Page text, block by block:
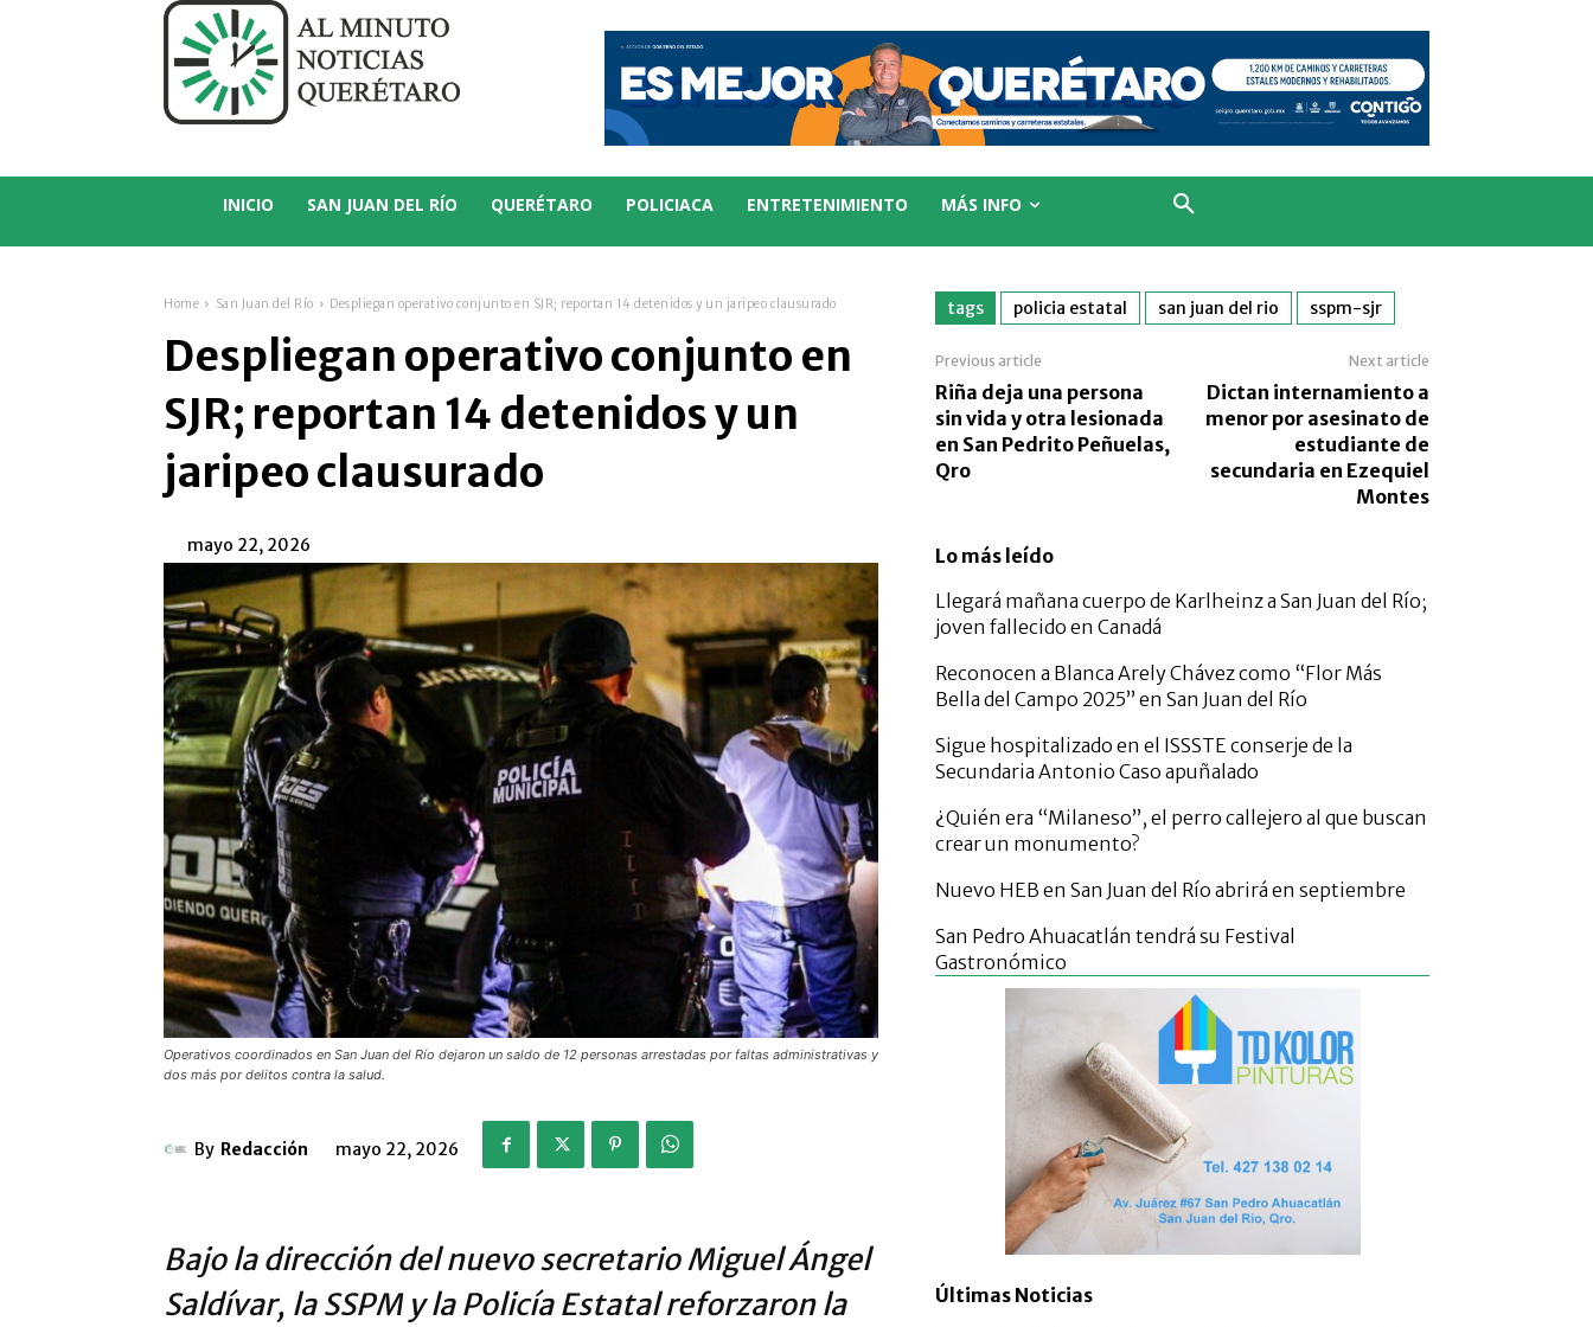
INICIO SAN JUAN DEL RÍO QUERÉTARO POLICIACA ENTRETENIMIENTO MÁS INFO
Home San Juan del Río Despliegan operativo conjunto en SJR; reportan 14 detenidos y un jaripeo clausurado
Despliegan operativo conjunto en
SJR; reportan 14 detenidos y un
jaripeo clausurado
mayo 22, 2026
Operativos coordinados en San Juan del Río dejaron un saldo de 12 personas arrestadas por faltas administrativas y
dos más por delitos contra la salud.
By Redacción mayo 22, 2026
Bajo la dirección del nuevo secretario Miguel Ángel
Saldívar, la SSPM y la Policía Estatal reforzaron la
tags policia estatal san juan del rio sspm-sjr
Previous article
Riña deja una persona
sin vida y otra lesionada
en San Pedrito Peñuelas,
Qro
Next article
Dictan internamiento a
menor por asesinato de
estudiante de
secundaria en Ezequiel
Montes
Lo más leído
Llegará mañana cuerpo de Karlheinz a San Juan del Río;
joven fallecido en Canadá
Reconocen a Blanca Arely Chávez como “Flor Más
Bella del Campo 2025” en San Juan del Río
Sigue hospitalizado en el ISSSTE conserje de la
Secundaria Antonio Caso apuñalado
¿Quién era “Milaneso”, el perro callejero al que buscan
crear un monumento?
Nuevo HEB en San Juan del Río abrirá en septiembre
San Pedro Ahuacatlán tendrá su Festival
Gastronómico
Últimas Noticias